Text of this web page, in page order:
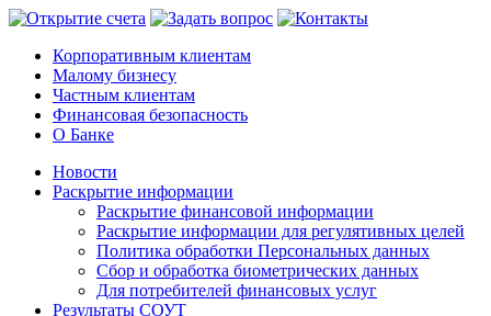
Корпоративным клиентам
Малому бизнесу
Частным клиентам
Финансовая безопасность
О Банке
Новости
Раскрытие информации
Раскрытие финансовой информации
Раскрытие информации для регулятивных целей
Политика обработки Персональных данных
Сбор и обработка биометрических данных
Для потребителей финансовых услуг
Результаты СОУТ